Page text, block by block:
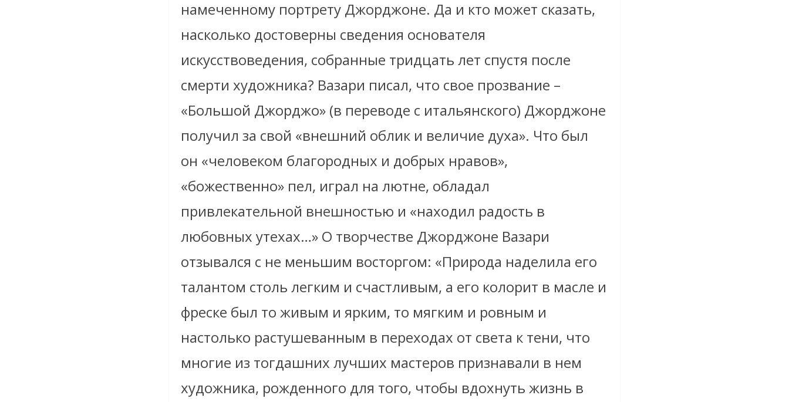
намеченному портрету Джорджоне. Да и кто может сказать,
насколько достоверны сведения основателя
искусствоведения, собранные тридцать лет спустя после
смерти художника? Вазари писал, что свое прозвание –
«Большой Джорджо» (в переводе с итальянского) Джорджоне
получил за свой «внешний облик и величие духа». Что был
он «человеком благородных и добрых нравов»,
«божественно» пел, играл на лютне, обладал
привлекательной внешностью и «находил радость в
любовных утехах…» О творчестве Джорджоне Вазари
отзывался с не меньшим восторгом: «Природа наделила его
талантом столь легким и счастливым, а его колорит в масле и
фреске был то живым и ярким, то мягким и ровным и
настолько растушеванным в переходах от света к тени, что
многие из тогдашних лучших мастеров признавали в нем
художника, рожденного для того, чтобы вдохнуть жизнь в